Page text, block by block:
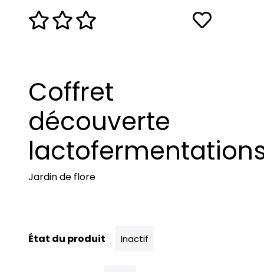
Coffret
découverte
Jardin de flore
État du produit Inactif